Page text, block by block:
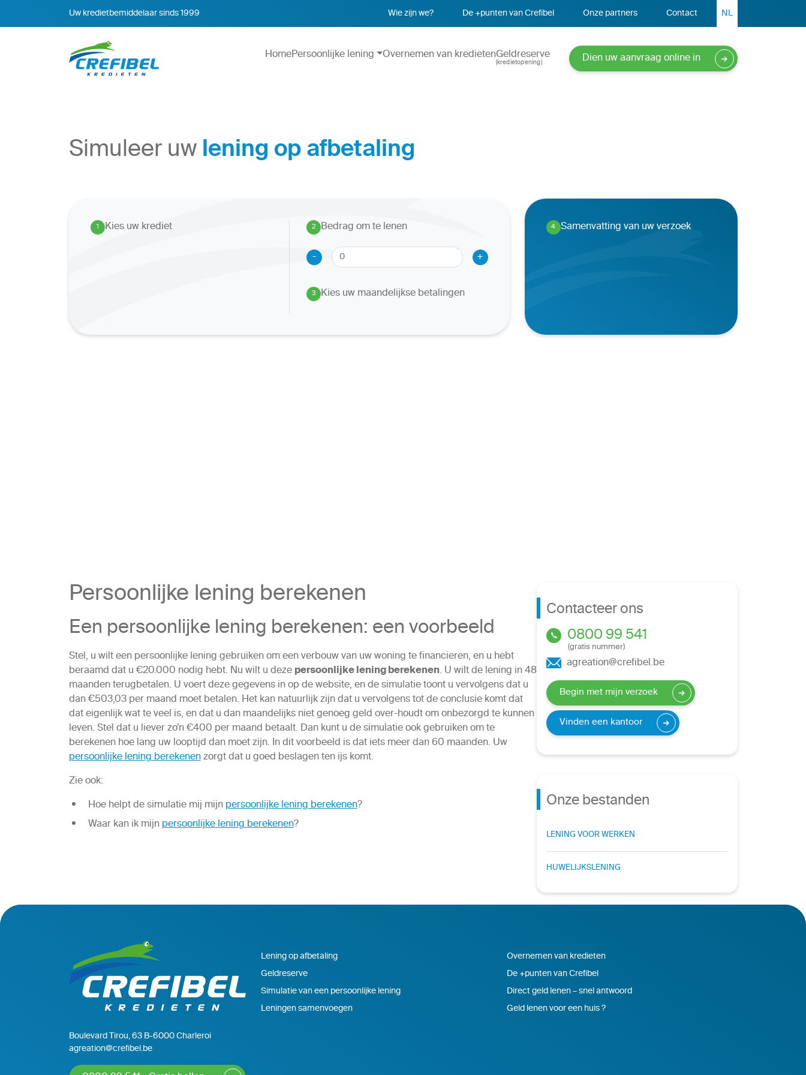
Uw kredietbemiddelaar sinds 1999 Wie zijn we? De +punten van Crefibel Onze partners Contact NL
HomePersoonlijke lening Overnemen van kredietenGeldreserve
(kredietopening) Dien uw aanvraag online in
Simuleer uwlening op afbetaling
1. Kies uw krediet 2
.
Bedrag om te lenen
-
+
3
. Kies uw maandelijkse betalingen
4
. Samenvatting van uw verzoek
Persoonlijke lening berekenen
Een persoonlijke lening berekenen: een voorbeeld
Stel, u wilt een persoonlijke lening gebruiken om een verbouw van uw woning te financieren, en u hebt
beraamd dat u €20.000 nodig hebt. Nu wilt u dezepersoonlijke lening berekenen. U wilt de lening in 48
maanden terugbetalen. U voert deze gegevens in op de website, en de simulatie toont u vervolgens dat u
dan €503,03 per maand moet betalen. Het kan natuurlijk zijn dat u vervolgens tot de conclusie komt dat
dat eigenlijk wat te veel is, en dat u dan maandelijks niet genoeg geld over-houdt om onbezorgd te kunnen
leven. Stel dat u liever zo’n €400 per maand betaalt. Dan kunt u de simulatie ook gebruiken om te
berekenen hoe lang uw looptijd dan moet zijn. In dit voorbeeld is dat iets meer dan 60 maanden. Uw
persoonlijke lening berekenenzorgt dat u goed beslagen ten ijs komt.
Zie ook:
Hoe helpt de simulatie mij mijnpersoonlijke lening berekenen?
Waar kan ik mijnpersoonlijke lening berekenen?
Contacteer ons
0800 99 541
(gratis nummer)
agreation@crefibel.be
Begin met mijn verzoek
Vinden een kantoor
Onze bestanden
LENING VOOR WERKEN
HUWELIJKSLENING
Boulevard Tirou, 63 B-6000 Charleroi
agreation@crefibel.be
Lening op afbetaling
Geldreserve
Simulatie van een persoonlijke lening
Leningen samenvoegen
Overnemen van kredieten
De +punten van Crefibel
Direct geld lenen – snel antwoord
Geld lenen voor een huis ?